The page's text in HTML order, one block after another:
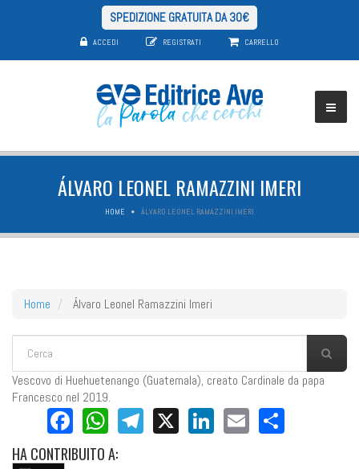
SPEDIZIONE GRATUITA DA 30€
ACCEDI REGISTRATI CARRELLO
ÁLVARO LEONEL RAMAZZINI IMERI
HOME ÁLVARO LEONEL RAMAZZINI IMERI
Home Álvaro Leonel Ramazzini Imeri
FORM DI RICERCA
Vescovo di Huehuetenango (Guatemala), creato Cardinale da papa
Francesco nel 2019.
Facebook
WhatsApp
Telegram
X LinkedIn
Email
HACONTRIBUITO A: